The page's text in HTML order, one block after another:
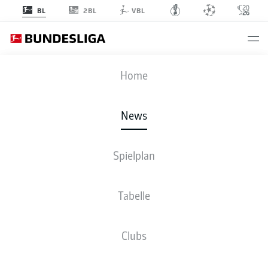
BL 2BL VBL
Home
News
Spielplan
Tabelle
Clubs
Oluwaseun Ogbemudia per Leihe nach Mannheim